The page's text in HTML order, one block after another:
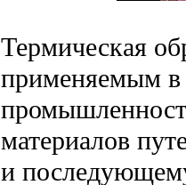
Термическая
применяемым в
материалов
и